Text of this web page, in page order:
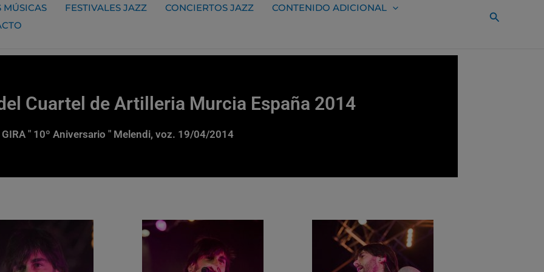
MÚSICAS FESTIVALES JAZZ CONCIERTOS JAZZ
CONTENIDO ADICIONAL
Buscar
Cuartel de Artilleria Murcia España 2014
GIRA " 10º Aniversario " Melendi, voz. 19/04/2014